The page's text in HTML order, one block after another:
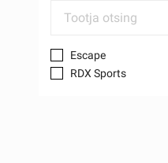
Escape
RDX Sports